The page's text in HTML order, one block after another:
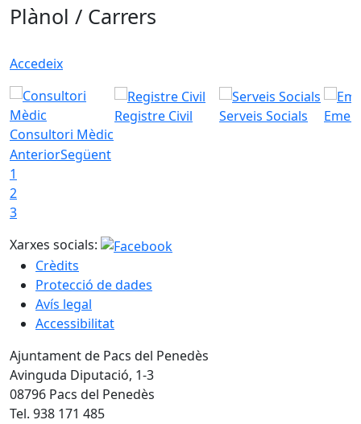
Plànol / Carrers
Accedeix
Consultori Mèdic
Registre Civil Serveis Socials
AnteriorSegüent
1
2
3
Xarxes socials:
Crèdits
Protecció de dades
Avís legal
Accessibilitat
Ajuntament de Pacs del Penedès
Avinguda Diputació, 1-3
08796 Pacs del Penedès
Tel. 938 171 485